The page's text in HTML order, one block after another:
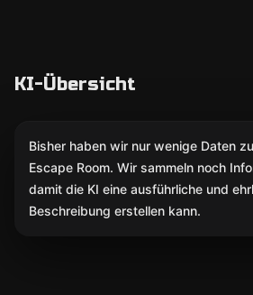
KI-Übersicht
Bisher haben wir nur wenige Daten
Escape Room. Wir sammeln noch
damit die KI eine ausführliche und
Beschreibung erstellen kann.